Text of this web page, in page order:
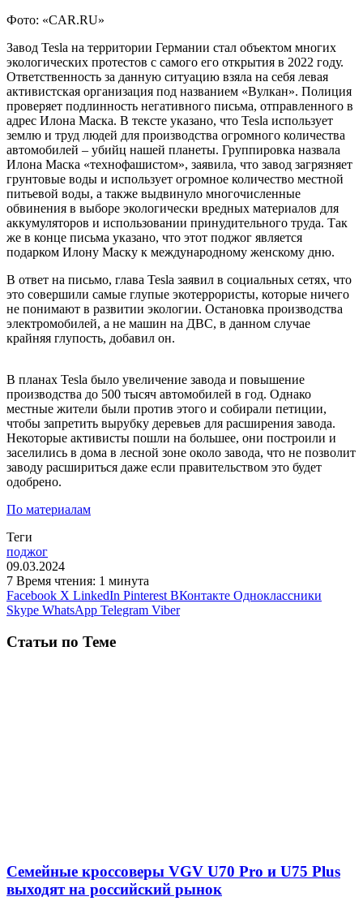
Фото: «CAR.RU»
Завод Tesla на территории Германии стал объектом многих
экологических протестов с самого его открытия в 2022 году.
Ответственность за данную ситуацию взяла на себя левая
активистская организация под названием «Вулкан». Полиция
проверяет подлинность негативного письма, отправленного в
адрес Илона Маска. В тексте указано, что Tesla использует
землю и труд людей для производства огромного количества
автомобилей – убийц нашей планеты. Группировка назвала
Илона Маска «технофашистом», заявила, что завод загрязняет
грунтовые воды и использует огромное количество местной
питьевой воды, а также выдвинуло многочисленные
обвинения в выборе экологически вредных материалов для
аккумуляторов и использовании принудительного труда. Так
же в конце письма указано, что этот поджог является
подарком Илону Маску к международному женскому дню.
В ответ на письмо, глава Tesla заявил в социальных сетях, что
это совершили самые глупые экотеррористы, которые ничего
не понимают в развитии экологии. Остановка производства
электромобилей, а не машин на ДВС, в данном случае
крайняя глупость, добавил он.
В планах Tesla было увеличение завода и повышение
производства до 500 тысяч автомобилей в год. Однако
местные жители были против этого и собирали петиции,
чтобы запретить вырубку деревьев для расширения завода.
Некоторые активисты пошли на большее, они построили и
заселились в дома в лесной зоне около завода, что не позволит
заводу расшириться даже если правительством это будет
одобрено.
По материалам
Теги
поджог
09.03.2024
7 Время чтения: 1 минута
Facebook X LinkedIn Pinterest ВКонтакте Одноклассники
Skype WhatsApp Telegram Viber
Статьи по Теме
Семейные кроссоверы VGV U70 Pro и U75 Plus
выходят на российский рынок